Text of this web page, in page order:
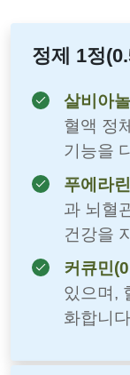
정제 1정
살비아
혈액 정
기능을
푸에라
과 뇌혈
건강을
커큐민
있으며,
화합니